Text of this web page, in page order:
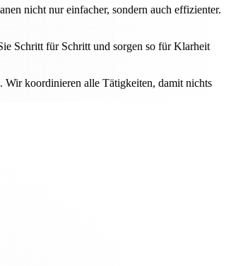
nicht nur einfacher, sondern auch effizienter.
Schritt für Schritt und sorgen so für Klarheit
Wir koordinieren alle Tätigkeiten, damit nichts